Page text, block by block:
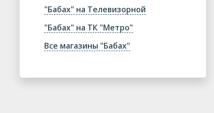
"Бабах" на Телевизорной
"Бабах" на ТК "Метро"
Все магазины "Бабах"